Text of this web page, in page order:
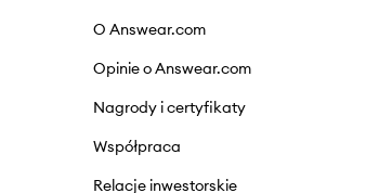
O Answear.com
Opinie o Answear.com
Nagrody i certyfikaty
Współpraca
Relacje inwestorskie